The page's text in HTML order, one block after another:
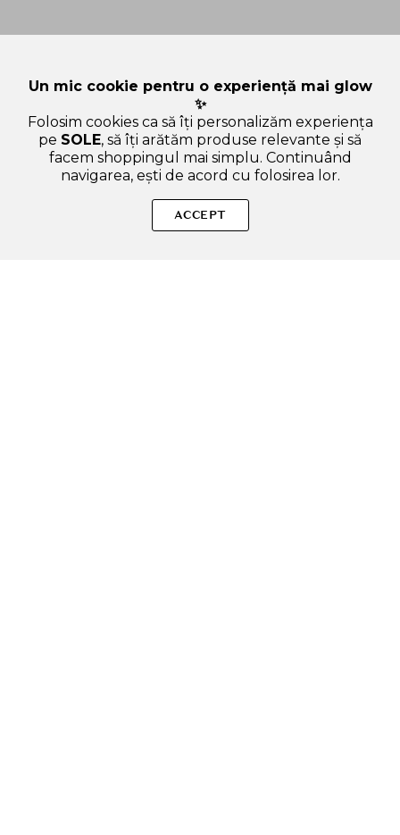
Black Snail Ser regenerant fata - Antirid si hidratare intensiva
cu extract de melc negru, 50 ml. Dacă ai și alte curiozități, nu
Un mic cookie pentru o experiență mai glow
✨
Folosim cookies ca să îți personalizăm experiența
pe SOLE, să îți arătăm produse relevante și să
facem shoppingul mai simplu. Continuând
navigarea, ești de acord cu folosirea lor.
ACCEPT